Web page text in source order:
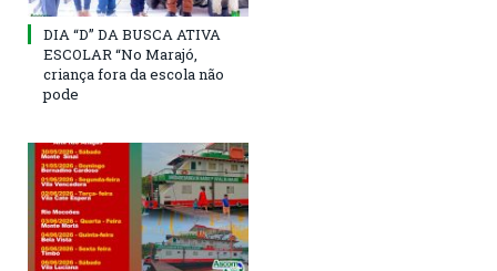
DIA “D” DA BUSCA ATIVA
ESCOLAR “No Marajó,
criança fora da escola não
pode